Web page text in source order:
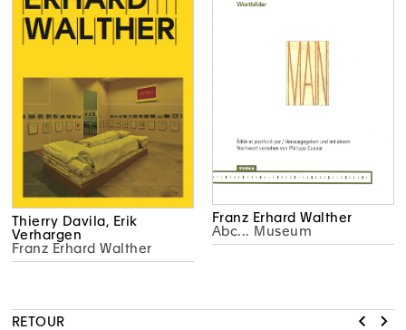
Thierry Davila, Erik
Verhargen
Franz Erhard Walther
Franz Erhard Walther
Abc... Museum
RETOUR